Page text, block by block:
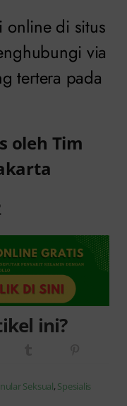
online di situs
via
tertera pada
oleh Tim
ini?
Seksual, Spesialis